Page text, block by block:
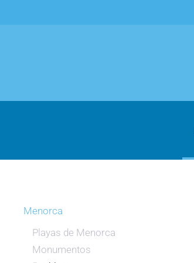
Menorca
Playas de Menorca
Monumentos